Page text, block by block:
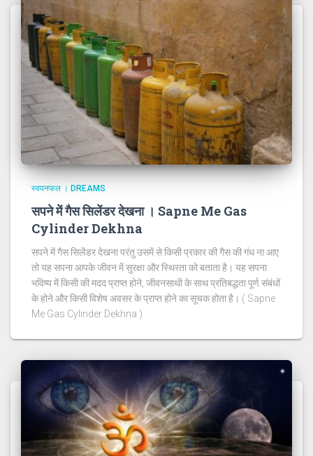
स्वपनफल । DREAMS
सपने में गैस सिलेंडर देखना । Sapne Me Gas
Cylinder Dekhna
सपने में गैस सिलेंडर देखना परंतु उसमें से किसी प्रकार की गैस की गंध ना आए
तो यह सपना आपके जीवन में सुरक्षा और स्थिरता को बताता है। यह सपना
भविष्य में किसी की मदद प्राप्त होने, जीवनसाथी के साथ प्रतिबद्धता पूर्ण संबंधों
के होने और किसी विशेष अवसर के प्राप्त होने का सूचक होता है। ( Sapne
Me Gas Cylinder Dekhna )